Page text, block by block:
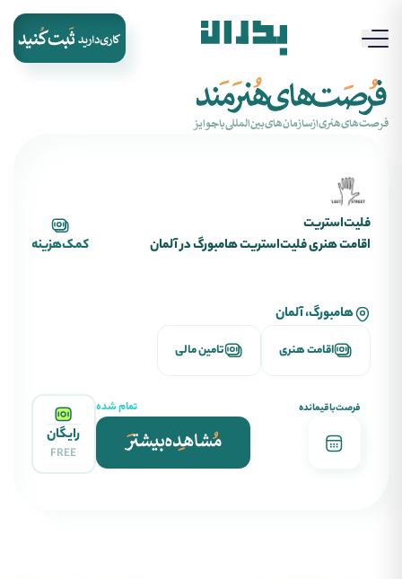
‌فرصت‌های‌هنری‌از‌سازمان‌های‌بین‌المللی‌با‌جوایز
فلیت‌استریت
اقامت هنری فلیت‌استریت هامبورگ در آلمان
کمک‌هزینه
هامبورگ، آلمان
اقامت هنری تامین مالی
فرصت‌باقیمانده تمام شده
رایگان
FREE